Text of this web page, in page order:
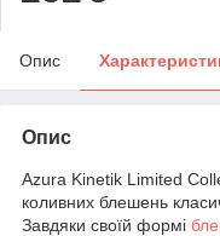
Опис
Опис
Azura Kinetik Limited
коливних блешень
Завдяки своїй формі